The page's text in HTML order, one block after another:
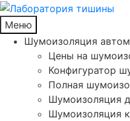
Меню
Шумоизоляция
Цены на
Конфигуратор
Полная
Шумоизоляция
Шумоизоляция